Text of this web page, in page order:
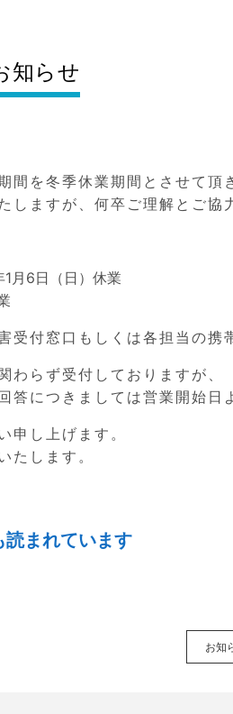
知らせ
間を冬季休業期間とさせて頂
しますが、何卒ご理解とご協
月6日（日）休業
受付窓口もしくは各担当の携
わらず受付しておりますが、
答につきましては営業開始日
申し上げます。
たします。
読まれています
お知